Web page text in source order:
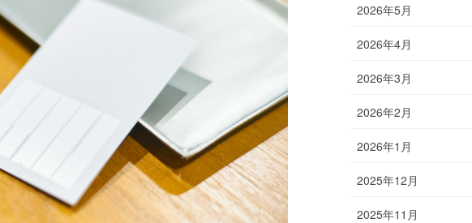
2026年5月
2026年4月
2026年3月
2026年2月
2026年1月
2025年12月
2025年11月